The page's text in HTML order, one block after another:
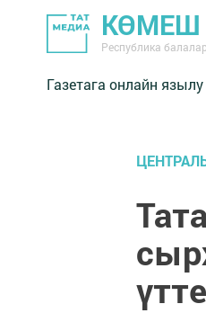
КӨМЕШ
Республика
Газетага онлайн язылу
үтте